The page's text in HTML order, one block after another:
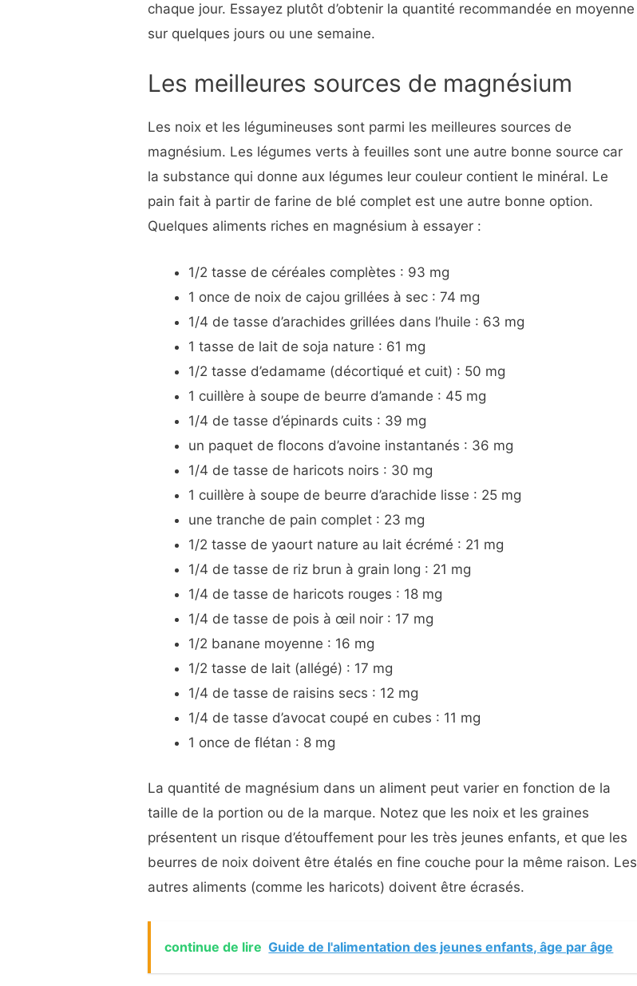
chaque jour. Essayez plutôt d’obtenir la quantité recommandée en moyenne
sur quelques jours ou une semaine.
Les meilleures sources de magnésium
Les noix et les légumineuses sont parmi les meilleures sources de
magnésium. Les légumes verts à feuilles sont une autre bonne source car
la substance qui donne aux légumes leur couleur contient le minéral. Le
pain fait à partir de farine de blé complet est une autre bonne option.
Quelques aliments riches en magnésium à essayer :
1/2 tasse de céréales complètes : 93 mg
1 once de noix de cajou grillées à sec : 74 mg
1/4 de tasse d’arachides grillées dans l’huile : 63 mg
1 tasse de lait de soja nature : 61 mg
1/2 tasse d’edamame (décortiqué et cuit) : 50 mg
1 cuillère à soupe de beurre d’amande : 45 mg
1/4 de tasse d’épinards cuits : 39 mg
un paquet de flocons d’avoine instantanés : 36 mg
1/4 de tasse de haricots noirs : 30 mg
1 cuillère à soupe de beurre d’arachide lisse : 25 mg
une tranche de pain complet : 23 mg
1/2 tasse de yaourt nature au lait écrémé : 21 mg
1/4 de tasse de riz brun à grain long : 21 mg
1/4 de tasse de haricots rouges : 18 mg
1/4 de tasse de pois à œil noir : 17 mg
1/2 banane moyenne : 16 mg
1/2 tasse de lait (allégé) : 17 mg
1/4 de tasse de raisins secs : 12 mg
1/4 de tasse d’avocat coupé en cubes : 11 mg
1 once de flétan : 8 mg
La quantité de magnésium dans un aliment peut varier en fonction de la
taille de la portion ou de la marque. Notez que les noix et les graines
présentent un risque d’étouffement pour les très jeunes enfants, et que les
beurres de noix doivent être étalés en fine couche pour la même raison. Les
autres aliments (comme les haricots) doivent être écrasés.
continue de lire Guide de l'alimentation des jeunes enfants, âge par âge